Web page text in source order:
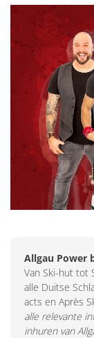
Allgau Power
Van Ski-hut tot
alle Duitse
acts en Après
alle relevante
inhuren van